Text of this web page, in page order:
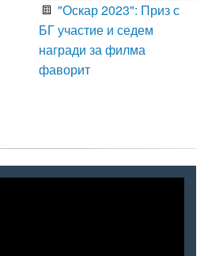
"Оскар 2023": Приз с
БГ участие и седем
награди за филма
фаворит